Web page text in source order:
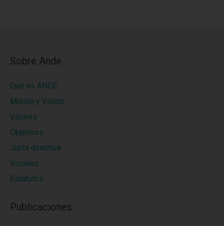
Sobre Ande
Qué es ANDE
Misión y Visión
Valores
Objetivos
Junta directiva
Vocales
Estatutos
Publicaciones